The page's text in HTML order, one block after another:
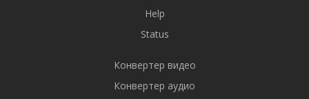
Help
Status
Конвертер видео
Конвертер аудио